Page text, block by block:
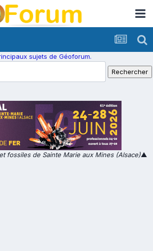
sujets de Géoforum.
fossiles de Sainte Marie aux Mines (Alsace)▲